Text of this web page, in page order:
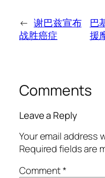
← 谢巴兹宣布
战胜癌症
巴
援
Comments
Leave a Reply
Your email address
Required fields are
Comment*